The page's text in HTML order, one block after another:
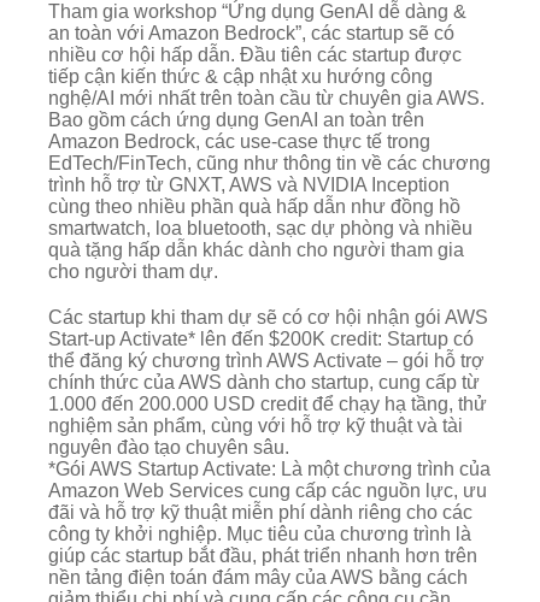
Tham gia workshop “Ứng dụng GenAI dễ dàng &
an toàn với Amazon Bedrock”, các startup sẽ có
nhiều cơ hội hấp dẫn. Đầu tiên các startup được
tiếp cận kiến thức & cập nhật xu hướng công
nghệ/AI mới nhất trên toàn cầu từ chuyên gia AWS.
Bao gồm cách ứng dụng GenAI an toàn trên
Amazon Bedrock, các use-case thực tế trong
EdTech/FinTech, cũng như thông tin về các chương
trình hỗ trợ từ GNXT, AWS và NVIDIA Inception
cùng theo nhiều phần quà hấp dẫn như đồng hồ
smartwatch, loa bluetooth, sạc dự phòng và nhiều
quà tặng hấp dẫn khác dành cho người tham gia
cho người tham dự.
Các startup khi tham dự sẽ có cơ hội nhận gói AWS
Start-up Activate* lên đến $200K credit: Startup có
thể đăng ký chương trình AWS Activate – gói hỗ trợ
chính thức của AWS dành cho startup, cung cấp từ
1.000 đến 200.000 USD credit để chạy hạ tầng, thử
nghiệm sản phẩm, cùng với hỗ trợ kỹ thuật và tài
nguyên đào tạo chuyên sâu.
*Gói AWS Startup Activate: Là một chương trình của
Amazon Web Services cung cấp các nguồn lực, ưu
đãi và hỗ trợ kỹ thuật miễn phí dành riêng cho các
công ty khởi nghiệp. Mục tiêu của chương trình là
giúp các startup bắt đầu, phát triển nhanh hơn trên
nền tảng điện toán đám mây của AWS bằng cách